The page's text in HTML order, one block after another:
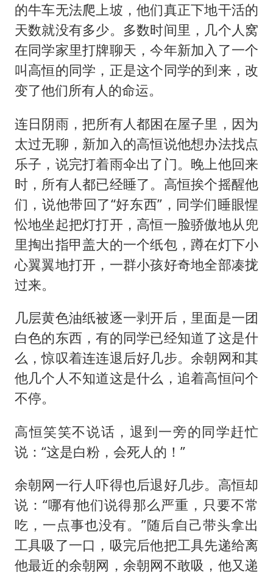
的牛车无法爬上坡，他们真正下地干活的
天数就没有多少。多数时间里，几个人窝
在同学家里打牌聊天，今年新加入了一个
叫高恒的同学，正是这个同学的到来，改
变了他们所有人的命运。
连日阴雨，把所有人都困在屋子里，因为
太过无聊，新加入的高恒说他想办法找点
乐子，说完打着雨伞出了门。晚上他回来
时，所有人都已经睡了。高恒挨个摇醒他
们，说他带回了“好东西”，同学们睡眼惺
忪地坐起把灯打开，高恒一脸骄傲地从兜
里掏出指甲盖大的一个纸包，蹲在灯下小
心翼翼地打开，一群小孩好奇地全部凑拢
过来。
几层黄色油纸被逐一剥开后，里面是一团
白色的东西，有的同学已经知道了这是什
么，惊叹着连连退后好几步。余朝网和其
他几个人不知道这是什么，追着高恒问个
不停。
高恒笑笑不说话，退到一旁的同学赶忙
说：“这是白粉，会死人的！”
余朝网一行人吓得也后退好几步。高恒却
说：“哪有他们说得那么严重，只要不常
吃，一点事也没有。”随后自己带头拿出
工具吸了一口，吸完后他把工具先递给离
他最近的余朝网，余朝网不敢吸，他又递